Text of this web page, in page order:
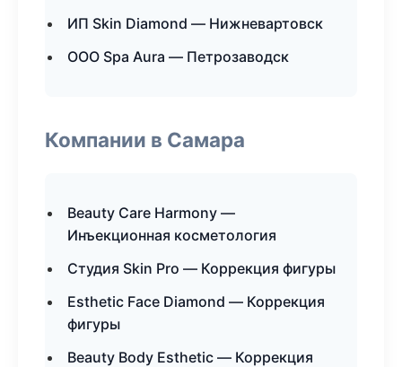
ИП Skin Diamond — Нижневартовск
ООО Spa Aura — Петрозаводск
Компании в Самара
Beauty Care Harmony —
Инъекционная косметология
Студия Skin Pro — Коррекция фигуры
Esthetic Face Diamond — Коррекция
фигуры
Beauty Body Esthetic — Коррекция